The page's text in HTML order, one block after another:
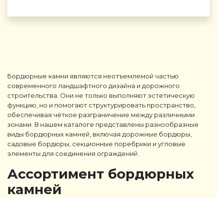
Бордюрные камни являются неотъемлемой частью
современного ландшафтного дизайна и дорожного
строительства. Они не только выполняют эстетическую
функцию, но и помогают структурировать пространство,
обеспечивая чёткое разграничение между различными
зонами. В нашем каталоге представлены разнообразные
виды бордюрных камней, включая дорожные бордюры,
садовые бордюры, секционные поребрики и угловые
элементы для соединения ограждений.
Ассортимент бордюрных
камней